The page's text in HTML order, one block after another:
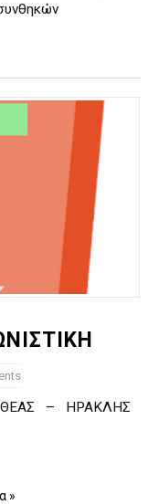
– ΗΡΑΚΛΗΣ
»